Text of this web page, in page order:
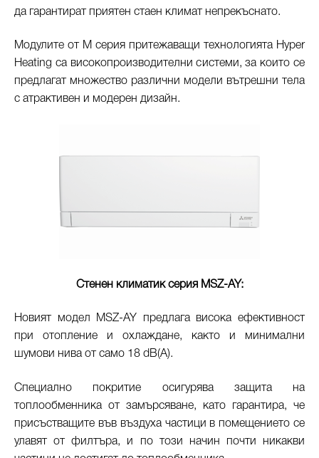
да гарантират приятен стаен климат непрекъснато.
Модулите от М серия притежаващи технологията Hyper
Heating са високопроизводителни системи, за които се
предлагат множество различни модели вътрешни тела
с атрактивен и модерен дизайн.
Стенен климатик серия MSZ-AY:
Новият модел MSZ-AY предлага висока ефективност
при отопление и охлаждане, както и минимални
шумови нива от само 18 dB(A).
Специално покритие осигурява защита на
топлообменника от замърсяване, като гарантира, че
присъстващите във въздуха частици в помещението се
улавят от филтъра, и по този начин почти никакви